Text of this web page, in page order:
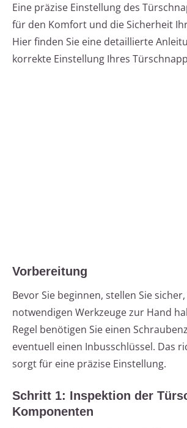
Eine präzise Einstellung des
für den Komfort und die Sicherheit
Hier finden Sie eine detaillierte
korrekte Einstellung Ihres
Vorbereitung
Bevor Sie beginnen, stellen Sie
notwendigen Werkzeuge zur Hand
Regel benötigen Sie einen
eventuell einen Inbusschlüssel. Das
sorgt für eine präzise Einstellung.
Schritt 1: Inspektion der
Komponenten